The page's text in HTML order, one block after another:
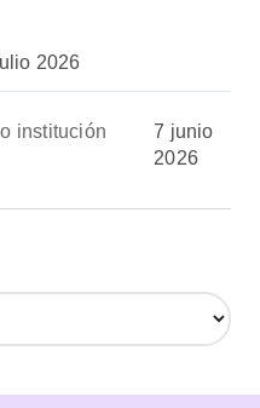
2026
institución
7 junio
2026